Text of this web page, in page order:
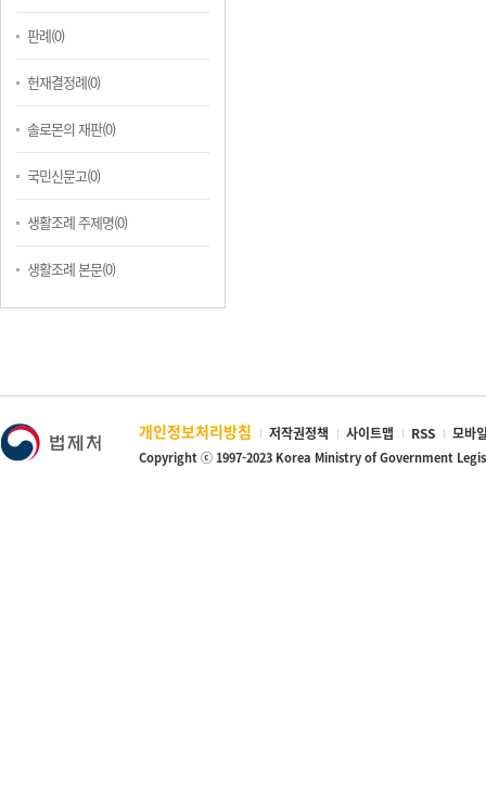
판례(0)
헌재결정례(0)
솔로몬의 재판(0)
국민신문고(0)
생활조례 주제명(0)
생활조례 본문(0)
개인정보처리방침 저작권정책 사이트맵 RSS 모바
Copyright ⓒ 1997-2023 Korea Ministry of Government